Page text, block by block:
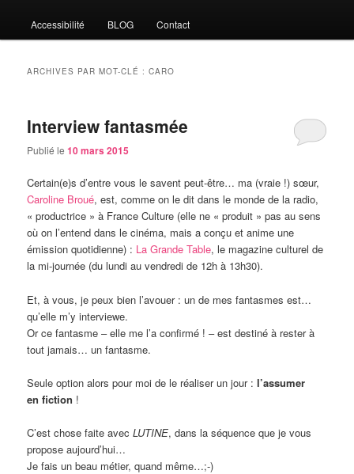
Accessibilité BLOG Contact
ARCHIVES PAR MOT-CLÉ :CARO
Interview fantasmée
Publié le10 mars 2015
Certain(e)s d’entre vous le savent peut-être… ma (vraie !) sœur,
Caroline Broué, est, comme on le dit dans le monde de la radio,
« productrice » à France Culture (elle ne « produit » pas au sens
où on l’entend dans le cinéma, mais a conçu et anime une
émission quotidienne) : La Grande Table, le magazine culturel de
la mi-journée (du lundi au vendredi de 12h à 13h30).
Et, à vous, je peux bien l’avouer : un de mes fantasmes est…
qu’elle m’y interviewe.
Or ce fantasme – elle me l’a confirmé ! – est destiné à rester à
tout jamais… un fantasme.
Seule option alors pour moi de le réaliser un jour :l’assumer
en fiction !
C’est chose faite avecLUTINE, dans la séquence que je vous
propose aujourd’hui…
Je fais un beau métier, quand même…;-)